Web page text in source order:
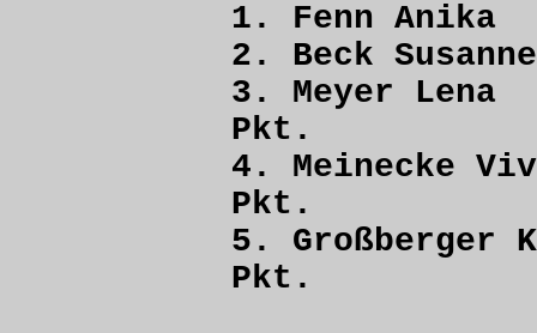
1. Fenn
2. Beck
3. Meyer
Pkt.
4. Meinecke
Pkt.
5.
Pkt.